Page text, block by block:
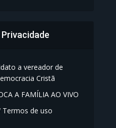
a vereador de
Cristã
A FAMÍLIA AO VIVO
Termos de uso